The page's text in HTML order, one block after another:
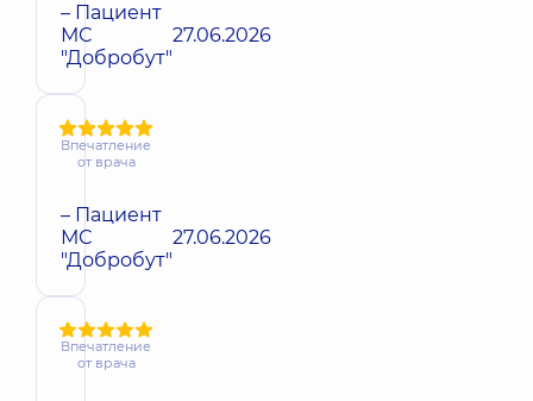
– Пациент
МС
"Добробут"
27.06.2026
Впечатление
от врача
– Пациент
МС
"Добробут"
27.06.2026
Впечатление
от врача